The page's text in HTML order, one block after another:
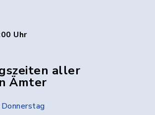
Uhr
aller
Ämter